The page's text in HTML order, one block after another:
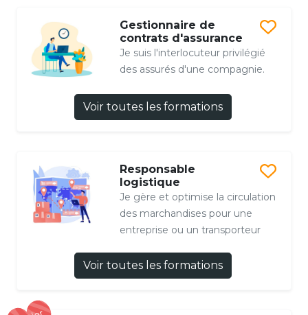
Gestionnaire de
contrats d'assurance
Je suis l'interlocuteur privilégié
des assurés d'une compagnie.
Voir toutes les formations
Responsable
logistique
Je gère et optimise la circulation
des marchandises pour une
entreprise ou un transporteur
Voir toutes les formations